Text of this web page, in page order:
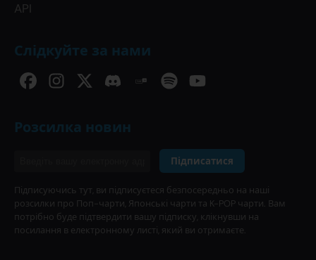
API
Слідкуйте за нами
Розсилка новин
Підписатися
Підписуючись тут, ви підписуєтеся безпосередньо на наші
розсилки про Поп-чарти, Японські чарти та K-POP чарти. Вам
потрібно буде підтвердити вашу підписку, клікнувши на
посилання в електронному листі, який ви отримаєте.